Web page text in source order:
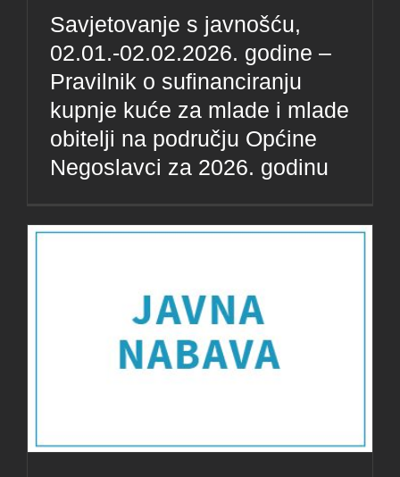
Savjetovanje s javnošću,
02.01.-02.02.2026. godine –
Pravilnik o sufinanciranju
kupnje kuće za mlade i mlade
obitelji na području Općine
Negoslavci za 2026. godinu